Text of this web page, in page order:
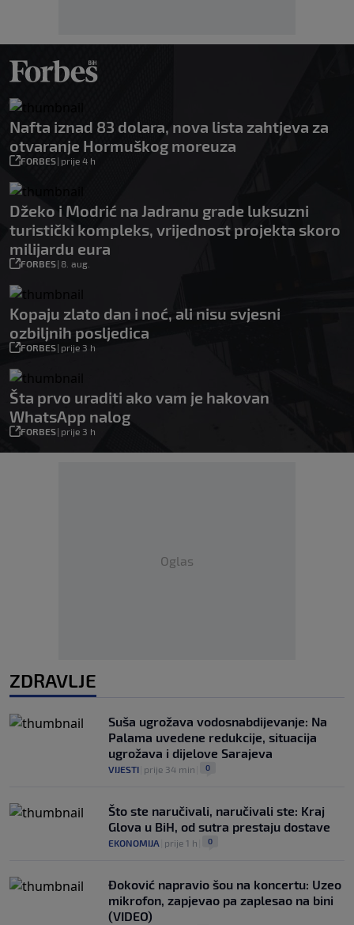
Nafta iznad 83 dolara, nova lista zahtjeva za
otvaranje Hormuškog moreuza
FORBES| prije 4 h
Džeko i Modrić na Jadranu grade luksuzni
turistički kompleks, vrijednost projekta skoro
milijardu eura
FORBES| 8. aug.
Kopaju zlato dan i noć, ali nisu svjesni
ozbiljnih posljedica
FORBES| prije 3 h
Šta prvo uraditi ako vam je hakovan
WhatsApp nalog
FORBES| prije 3 h
Oglas
ZDRAVLJE
Suša ugrožava vodosnabdijevanje: Na
Palama uvedene redukcije, situacija
ugrožava i dijelove Sarajeva
VIJESTI prije 34 min 0
Što ste naručivali, naručivali ste: Kraj
Glova u BiH, od sutra prestaju dostave
EKONOMIJA prije 1 h 0
Đoković napravio šou na koncertu: Uzeo
mikrofon, zapjevao pa zaplesao na bini
(VIDEO)